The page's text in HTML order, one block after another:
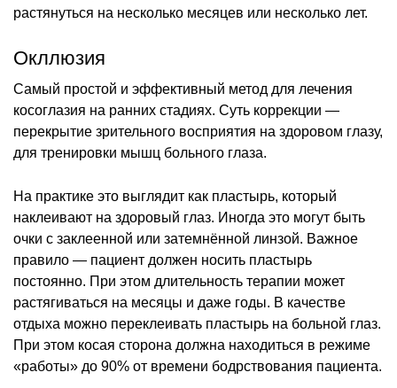
растянуться на несколько месяцев или несколько лет.
Окллюзия
Самый простой и эффективный метод для лечения
косоглазия на ранних стадиях. Суть коррекции —
перекрытие зрительного восприятия на здоровом глазу,
для тренировки мышц больного глаза.
На практике это выглядит как пластырь, который
наклеивают на здоровый глаз. Иногда это могут быть
очки с заклеенной или затемнённой линзой. Важное
правило — пациент должен носить пластырь
постоянно. При этом длительность терапии может
растягиваться на месяцы и даже годы. В качестве
отдыха можно переклеивать пластырь на больной глаз.
При этом косая сторона должна находиться в режиме
«работы» до 90% от времени бодрствования пациента.